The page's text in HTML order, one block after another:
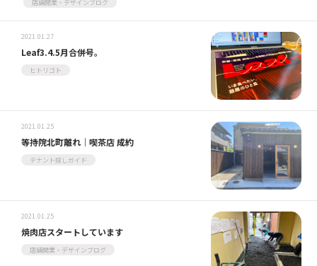
店舗開業・デザインブログ
2021.01.27
Leaf3.4.5月合併号。
ヒトリゴト
2021.01.25
等持院北町離れ｜喫茶店 成約
テナント探しガイド
2021.01.25
焼肉店スタートしています
店舗開業・デザインブログ